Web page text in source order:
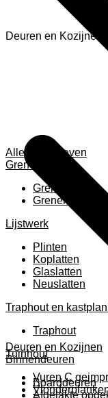
Alles weergeven
Grenen
Grenen B ruw
Grenen
Lijstwerk
Plinten
Koplatten
Glaslatten
Neuslatten
Traphout en
Traphout
Tuinhout
Vuren C
Deuren en Kozijnen
Deuren en Kozijnen
Binnendeuren
Boarddeuren
Afgelakte